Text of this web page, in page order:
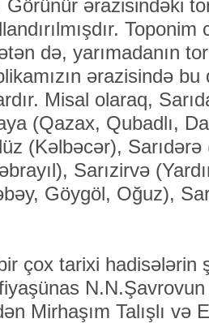
ərazisindəki
də, yarımadanın
ərazisində
Misal olaraq,
(Qazax, Qubadlı,
(Kəlbəcər),
Sarızirvə
Göygöl, Oğuz),
çox tarixi hadisələrin
N.N.Şavrovun
Mirhaşım Talışlı və